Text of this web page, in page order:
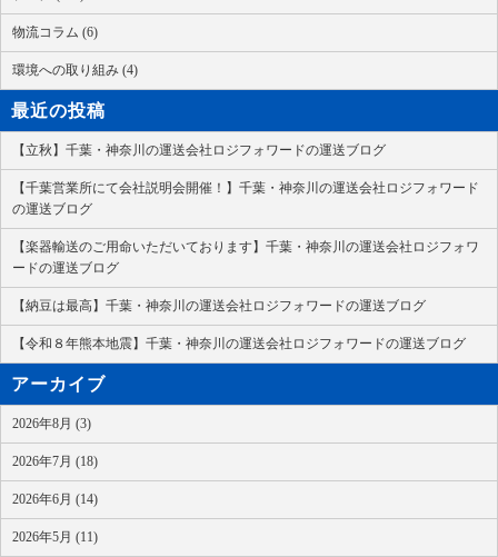
物流コラム (6)
環境への取り組み (4)
最近の投稿
【立秋】千葉・神奈川の運送会社ロジフォワードの運送ブログ
【千葉営業所にて会社説明会開催！】千葉・神奈川の運送会社ロジフォワード
の運送ブログ
【楽器輸送のご用命いただいております】千葉・神奈川の運送会社ロジフォワ
ードの運送ブログ
【納豆は最高】千葉・神奈川の運送会社ロジフォワードの運送ブログ
【令和８年熊本地震】千葉・神奈川の運送会社ロジフォワードの運送ブログ
アーカイブ
2026年8月 (3)
2026年7月 (18)
2026年6月 (14)
2026年5月 (11)